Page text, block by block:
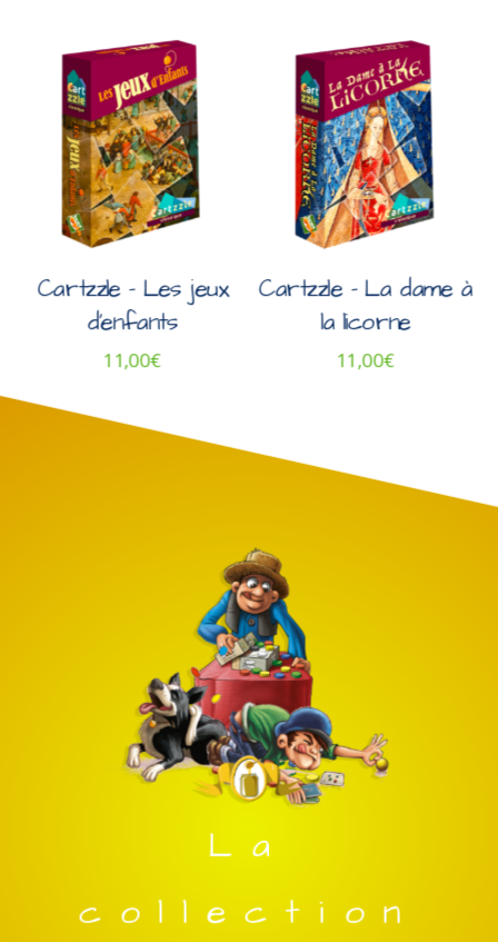
Cartzzle – Les jeux
d’enfants
11,00€
Cartzzle – La dame à
la licorne
11,00€
La
collection